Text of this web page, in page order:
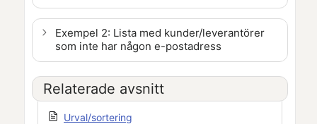
Exempel 2: Lista med kunder/leverantörer
som inte har någon e-postadress
Relaterade avsnitt
Urval/sortering